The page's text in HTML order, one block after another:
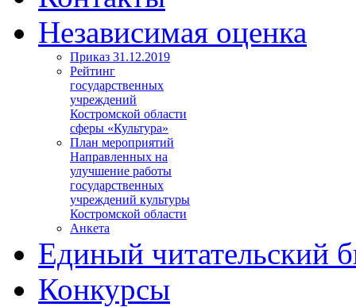
Независимая оценка
Приказ 31.12.2019
Рейтинг
государственных
учреждений
Костромской области
сферы «Культура»
План мероприятий
Направленных на
улучшение работы
государственных
учреждений культуры
Костромской области
Анкета
Единый читательский
Конкурсы